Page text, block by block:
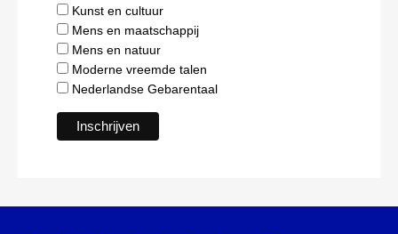
Kunst en cultuur
Mens en maatschappij
Mens en natuur
Moderne vreemde talen
Nederlandse Gebarentaal